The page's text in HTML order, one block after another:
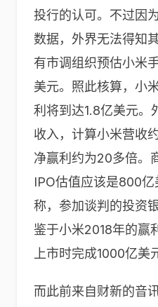
投行的认可。不过因
数据，外界无法得知
有市调组织预估小米
美元。照此核算，小
利将到达1.8亿美元。
收入，计算小米营收
净赢利约为20多倍。
IPO估值应该是800
称，参加谈判的投资
鉴于小米2018年的赢
上市时完成1000亿美
而此前来自财新的音